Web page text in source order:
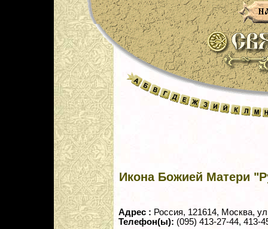
Икона Божией Матери
Адрес : Россия, 121614, Москва,
Телефон(ы): (095) 413-27-44, 413-